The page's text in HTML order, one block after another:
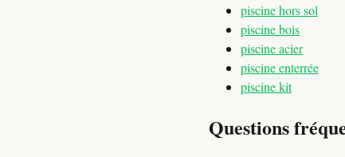
piscine hors sol
piscine bois
piscine acier
piscine enterrée
piscine kit
Questions